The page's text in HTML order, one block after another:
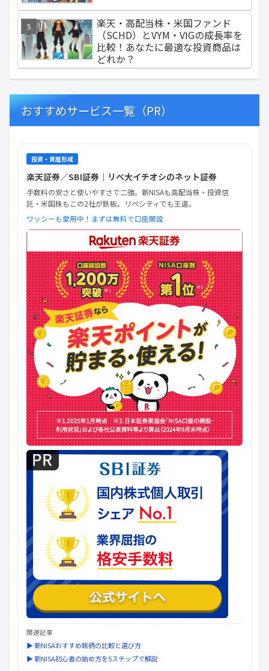
楽天・高配当株・米国ファンド
（SCHD）とVYM・VIGの成長率を
比較！あなたに最適な投資商品は
どれか？
おすすめサービス一覧（PR）
投資・資産形成
楽天証券／SBI証券｜リベ大イチオシのネット証券
手数料の安さと使いやすさで二強。新NISAも高配当株・投資信
託・米国株もこの2社が鉄板。リベシティでも王道。
ワッシーも愛用中！まずは無料で口座開設
関連記事
▶ 新NISAおすすめ銘柄の比較と選び方
▶ 新NISA初心者の始め方を5ステップで解説